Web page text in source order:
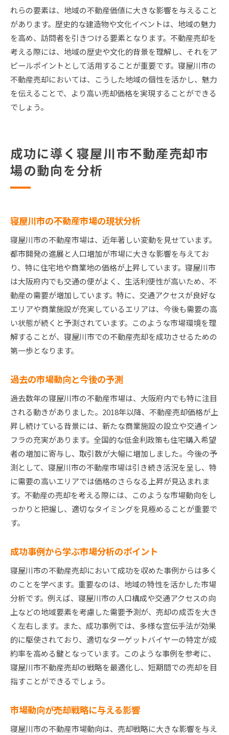
れらの要素は、地域の不動産価値に大きな影響を与えること
があります。歴史的な建造物や文化イベントは、地域の魅力
を高め、訪問者を引きつける要素となります。不動産売却を
考える際には、地域の歴史や文化的背景を理解し、それをア
ピールポイントとして活用することが重要です。寝屋川市の
不動産売却においては、こうした地域の個性を活かし、魅力
を伝えることで、より高い売却価格を実現することができる
でしょう。
成功に導く寝屋川市不動産売却市
場の動向を分析
寝屋川市の不動産市場の現状分析
寝屋川市の不動産市場は、近年著しい変動を見せています。
都市開発の進展と人口増加が市場に大きな影響を与えてお
り、特に住宅地や商業地の価格が上昇しています。寝屋川市
は大阪府内でも交通の便がよく、生活利便性が高いため、不
動産の需要が増加しています。特に、交通アクセスが良好な
エリアや商業施設が充実しているエリアは、今後も需要の高
い状態が続くと予測されています。このような市場環境を理
解することが、寝屋川市での不動産売却を成功させるための
第一歩となります。
過去の市場動向と今後の予測
過去数年の寝屋川市の不動産市場は、大阪府内でも特に注目
される動きがありました。2018年以降、不動産売却価格が上
昇し続けている背景には、新たな商業施設の設立や交通イン
フラの充実があります。全国的な低金利政策も住宅購入希望
者の増加に寄与し、取引数が大幅に増加しました。今後の予
測として、寝屋川市の不動産市場は引き続き活況を呈し、特
に需要の高いエリアでは価格のさらなる上昇が見込まれま
す。不動産の売却を考える際には、このような市場動向をし
っかりと把握し、適切なタイミングを見極めることが重要で
す。
成功事例から学ぶ市場分析のポイント
寝屋川市の不動産売却において成功を収めた事例からは多く
のことを学べます。重要なのは、地域の特性を活かした市場
分析です。例えば、寝屋川市の人口構成や交通アクセスの向
上などの地域要素を考慮した需要予測が、売却の成否を大き
く左右します。また、成功事例では、多様な宣伝手法が効果
的に駆使されており、適切なターゲットバイヤーの特定が成
約率を高める鍵となっています。このような事例を参考に、
寝屋川市不動産売却の戦略を最適化し、短期間での売却を目
指すことができるでしょう。
市場動向が売却戦略に与える影響
寝屋川市の不動産市場動向は、売却戦略に大きな影響を与え